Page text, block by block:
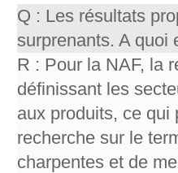
Q : Les résultats
surprenants. A quoi
R : Pour la NAF, la
définissant les
aux produits, ce qui
recherche sur le
charpentes et de